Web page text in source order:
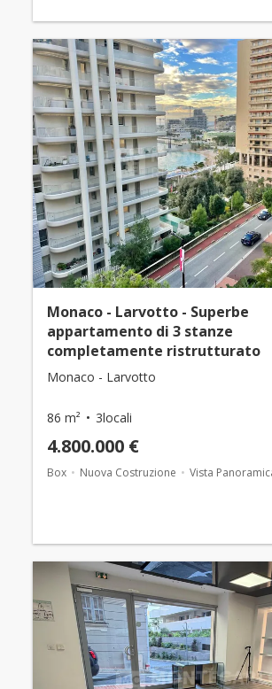
Monaco - Larvotto - Superbe
appartamento di 3 stanze
completamente ristrutturato
Monaco - Larvotto
86 m² 3locali
4.800.000 €
Box Nuova Costruzione Vista